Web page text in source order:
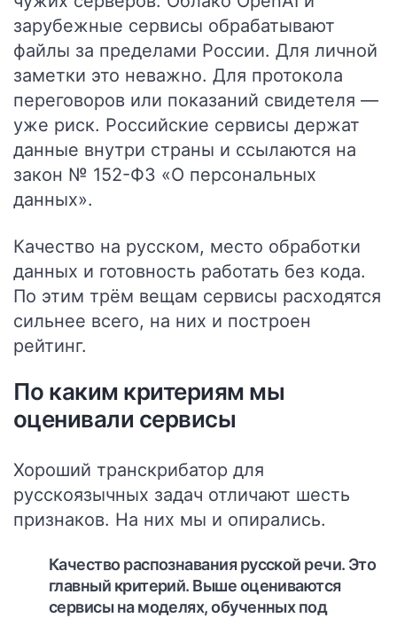
зарубежные сервисы обрабатывают
файлы за пределами России. Для личной
заметки это неважно. Для протокола
переговоров или показаний свидетеля —
уже риск. Российские сервисы держат
данные внутри страны и ссылаются на
закон № 152-ФЗ «О персональных
данных».
Качество на русском, место обработки
данных и готовность работать без кода.
По этим трём вещам сервисы расходятся
сильнее всего, на них и построен
рейтинг.
По каким критериям мы
оценивали сервисы
Хороший транскрибатор для
русскоязычных задач отличают шесть
признаков. На них мы и опирались.
Качество распознавания русской речи. Это
главный критерий. Выше оцениваются
сервисы на моделях, обученных под